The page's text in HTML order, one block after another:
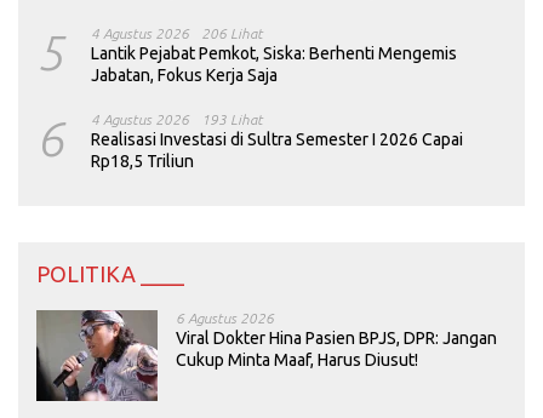
5 4 Agustus 2026 206 Lihat
Lantik Pejabat Pemkot, Siska: Berhenti Mengemis
Jabatan, Fokus Kerja Saja
6 4 Agustus 2026 193 Lihat
Realisasi Investasi di Sultra Semester I 2026 Capai
Rp18,5 Triliun
POLITIKA ____
6 Agustus 2026
Viral Dokter Hina Pasien BPJS, DPR: Jangan
Cukup Minta Maaf, Harus Diusut!